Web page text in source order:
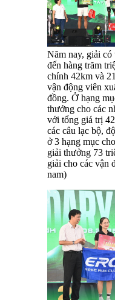
Năm nay, giải
đến hàng trăm
chính 42km và
vận động viên
đồng. Ở hạng
thưởng cho các
với tổng giá trị
các câu lạc bộ,
ở 3 hạng mục
giải thưởng 73
giải cho các vận
nam)